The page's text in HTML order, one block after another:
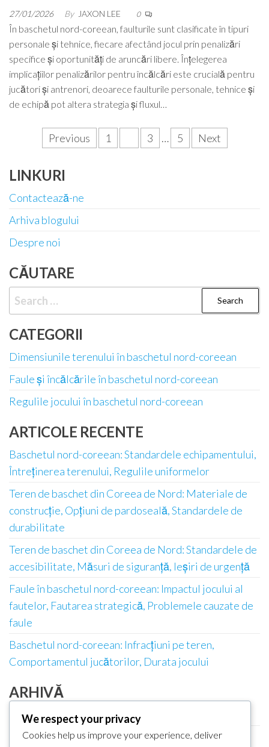
27/01/2026 By JAXON LEE 0
În baschetul nord-coreean, faulturile sunt clasificate în tipuri
personale și tehnice, fiecare afectând jocul prin penalizări
specifice și oportunități de aruncări libere. Înțelegerea
implicațiilor penalizărilor pentru încălcări este crucială pentru
jucători și antrenori, deoarece faulturile personale, tehnice și
de echipă pot altera strategia și fluxul…
PostsPrevious 1 3 … 5 Next
LINKURI
Contactează-ne
Arhiva blogului
Despre noi
CĂUTARE
Search
for:
CATEGORII
Dimensiunile terenului în baschetul nord-coreean
Faule și încălcările în baschetul nord-coreean
Regulile jocului în baschetul nord-coreean
ARTICOLE RECENTE
Baschetul nord-coreean: Standardele echipamentului,
Întreținerea terenului, Regulile uniformelor
Teren de baschet din Coreea de Nord: Materiale de
construcție, Opțiuni de pardoseală, Standardele de
durabilitate
Teren de baschet din Coreea de Nord: Standardele de
accesibilitate, Măsuri de siguranță, Ieșiri de urgență
Faule în baschetul nord-coreean: Impactul jocului al
fautelor, Fautarea strategică, Problemele cauzate de
faule
Baschetul nord-coreean: Infracțiuni pe teren,
Comportamentul jucătorilor, Durata jocului
ARHIVĂ
February 2026
January 2026
We respect your privacy
Cookies help us improve your experience, deliver